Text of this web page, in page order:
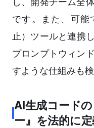
です。また、可能
止）ツールと連携
プロンプトウィン
すような仕組みも
AI生成コード
ー』を法的に